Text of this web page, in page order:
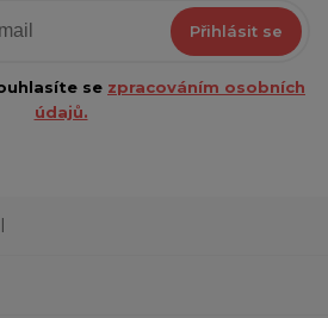
Přihlásit se
se zpracováním osobních
údajů.